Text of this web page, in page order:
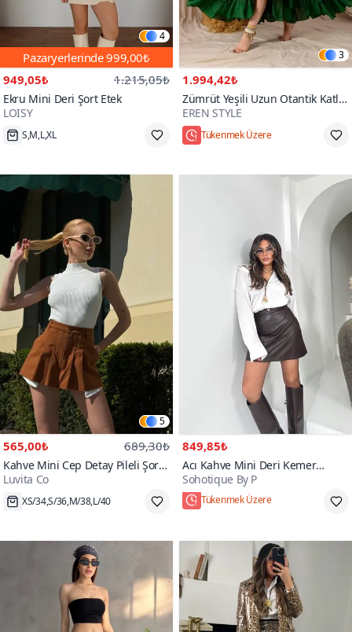
4
Pazaryerlerinde999,00₺
949,05₺
1.215,05₺
Ekru Mini Deri Şort Etek
LOISY
S,M,L,XL
3
1.994,42₺
Zümrüt Yeşili Uzun Otantik Katlı
Keten Etek
EREN STYLE
Tükenmek Üzere
5
565,00₺ 689,30₺
Kahve Mini Cep Detay Pileli Şort
Etek
Luvita Co
XS/34,S/36,M/38,L/40
849,85₺
Acı Kahve Mini Deri Kemer
Detaylı Etek
Sohotique By P
Tükenmek Üzere